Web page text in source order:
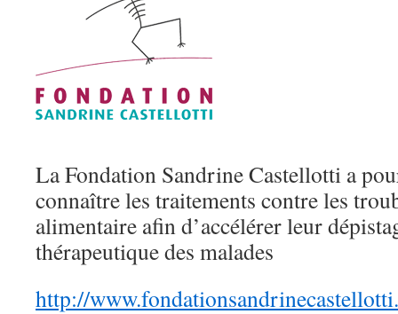
La Fondation Sandrine Castellotti a
connaître les traitements contre les
alimentaire afin d’accélérer leur
thérapeutique des malades
http://